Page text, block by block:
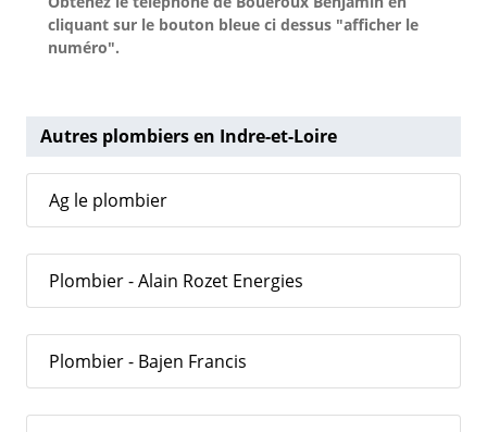
cliquant sur le bouton bleue ci dessus "afficher le
numéro".
Autres plombiers en Indre-et-Loire
Ag le plombier
Plombier - Alain Rozet Energies
Plombier - Bajen Francis